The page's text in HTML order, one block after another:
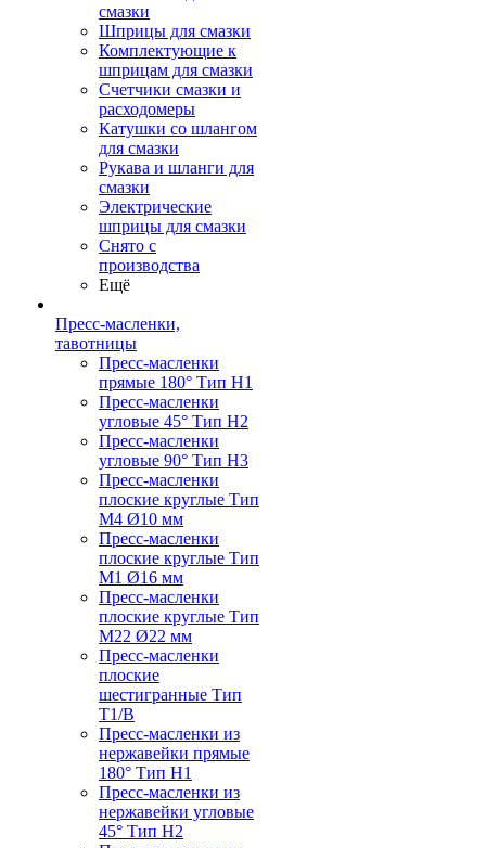
смазки
Шприцы для смазки
Комплектующие к
шприцам для смазки
Счетчики смазки и
расходомеры
Катушки со шлангом
для смазки
Рукава и шланги для
смазки
Электрические
шприцы для смазки
Снято с
производства
Ещё
Пресс-масленки,
тавотницы
Пресс-масленки
прямые 180° Тип H1
Пресс-масленки
угловые 45° Тип H2
Пресс-масленки
угловые 90° Тип H3
Пресс-масленки
плоские круглые Тип
M4 Ø10 мм
Пресс-масленки
плоские круглые Тип
M1 Ø16 мм
Пресс-масленки
плоские круглые Тип
M22 Ø22 мм
Пресс-масленки
плоские
шестигранные Тип
T1/B
Пресс-масленки из
нержавейки прямые
180° Тип H1
Пресс-масленки из
нержавейки угловые
45° Тип H2